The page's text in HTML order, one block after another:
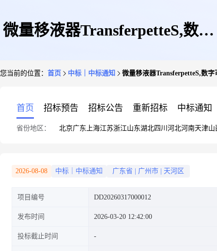
微量移液器TransferpetteS,数字
您当前的位置： 首页 中标｜中标通知 微量移液器TransferpetteS,数字
首页 招标预告 招标公告 重新招标 中标通知
省份地区： 北京广东 上海江苏浙江山东湖北四川 河北河南天津山
2026-08-08 中标｜中标通知 广东省 广州市 天河区
项目编号 DD20260317000012
发布时间 2026-03-20 12:42:00
投标截止时间